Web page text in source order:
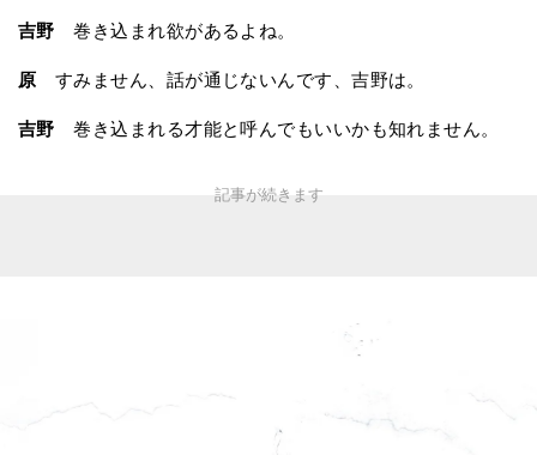
吉野 巻き込まれ欲があるよね。
原 すみません、話が通じないんです、吉野は。
吉野 巻き込まれる才能と呼んでもいいかも知れません。